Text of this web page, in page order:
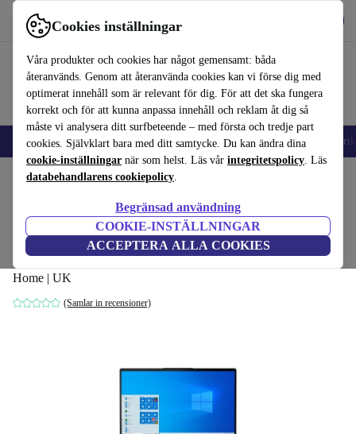
Cookies inställningar
Våra produkter och cookies har något gemensamt: båda
återanvänds. Genom att återanvända cookies kan vi förse dig med
optimerat innehåll som är relevant för dig. För att det ska fungera
korrekt och för att kunna anpassa innehåll och reklam åt dig så
måste vi analysera ditt surfbeteende – med första och tredje part
cookies. Självklart bara med ditt samtycke. Du kan ändra dina
cookie-inställningar när som helst. Läs vår integritetspolicy. Läs
databehandlarens cookiepolicy.
Begränsad användning
COOKIE-INSTÄLLNINGAR
ACCEPTERA ALLA COOKIES
Använd refurbed snabbt och enkelt
🎒 Back to school Mobiltelefoner Bärbara datorer Surfplattor
Hem Produkter Laptops Lenovo Bärbara datorer
Lenovo IdeaPad 5G | Snapdragon 8cx |
14"
8 GB | 512 GB SSD | Bakgrundsbelyst tangentbord | Win 11
Home | UK
(Samlar in recensioner)